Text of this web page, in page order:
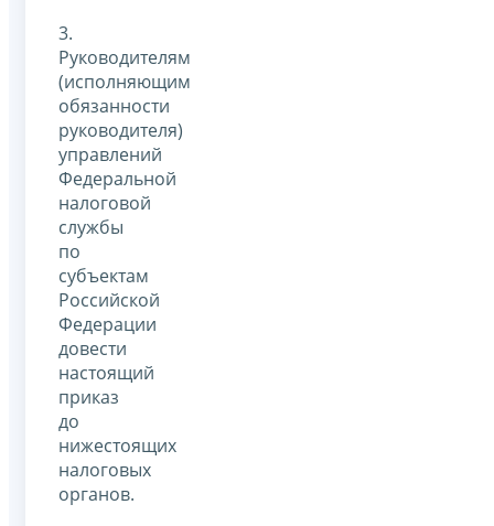
3.
Руководителям
(исполняющим
обязанности
руководителя)
управлений
Федеральной
налоговой
службы
по
субъектам
Российской
Федерации
довести
настоящий
приказ
до
нижестоящих
налоговых
органов.